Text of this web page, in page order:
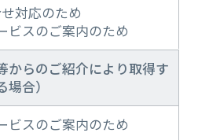
対応のため
ビスのご案内のため
からのご紹介により取得す
場合）
ビスのご案内のため